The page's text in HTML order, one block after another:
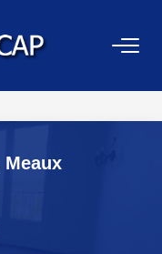
Meaux